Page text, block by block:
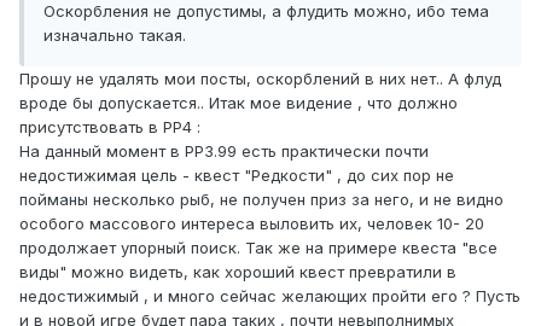
Оскорбления не допустимы, а флудить можно, ибо тема
изначально такая.
Прошу не удалять мои посты, оскорблений в них нет.. А флуд
вроде бы допускается.. Итак мое видение , что должно
присутствовать в РР4 :
На данный момент в РР3.99 есть практически почти
недостижимая цель - квест "Редкости" , до сих пор не
пойманы несколько рыб, не получен приз за него, и не видно
особого массового интереса выловить их, человек 10- 20
продолжает упорный поиск. Так же на примере квеста "все
виды" можно видеть, как хороший квест превратили в
недостижимый , и много сейчас желающих пройти его ? Пусть
и в новой игре будет пара таких , почти невыполнимых